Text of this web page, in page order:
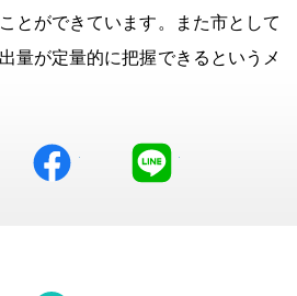
とができています。また市として
量が定量的に把握できるというメ
facebook